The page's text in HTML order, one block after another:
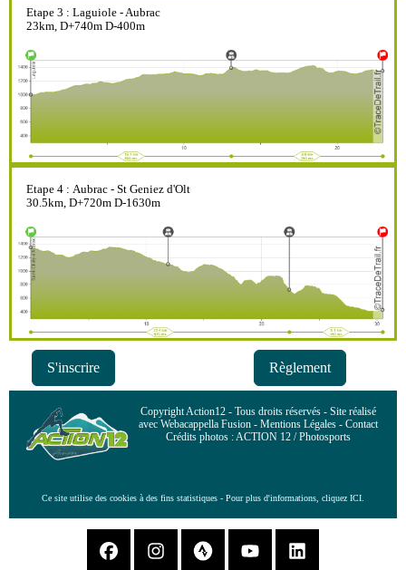
Etape 3 : Laguiole - Aubrac
23km, D+740m D-400m
Etape 4 : Aubrac - St Geniez d'Olt
30.5km, D+720m D-1630m
S'inscrire Règlement
Copyright Action12 - Tous droits réservés - Site réalisé
avec Webacappella Fusion - Mentions Légales - Contact
Crédits photos : ACTION 12 / Photosports
Ce site utilise des cookies à des fins statistiques - Pour plus d'informations, cliquez ICI.